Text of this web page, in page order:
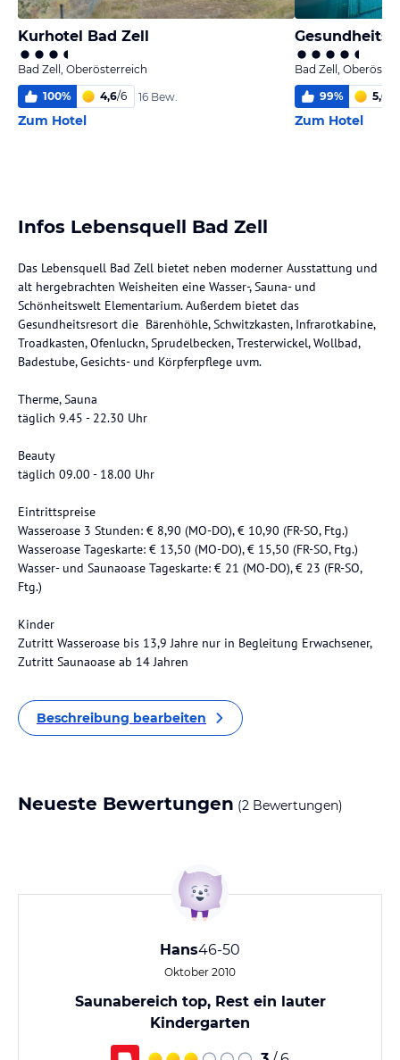
Kurhotel Bad Zell
Bad Zell, Oberösterreich
100% 4,6/6 16 Bew.
Zum Hotel
Bad Zell,
99% 5,6
Zum Hotel
Infos Lebensquell Bad Zell
Das Lebensquell Bad Zell bietet neben moderner Ausstattung und
alt hergebrachten Weisheiten eine Wasser-, Sauna- und
Schönheitswelt Elementarium. Außerdem bietet das
Gesundheitsresort die Bärenhöhle, Schwitzkasten, Infrarotkabine,
Troadkasten, Ofenluckn, Sprudelbecken, Tresterwickel, Wollbad,
Badestube, Gesichts- und Körpferpflege uvm.
Therme, Sauna
täglich 9.45 - 22.30 Uhr
Beauty
täglich 09.00 - 18.00 Uhr
Eintrittspreise
Wasseroase 3 Stunden: € 8,90 (MO-DO), € 10,90 (FR-SO, Ftg.)
Wasseroase Tageskarte: € 13,50 (MO-DO), € 15,50 (FR-SO, Ftg.)
Wasser- und Saunaoase Tageskarte: € 21 (MO-DO), € 23 (FR-SO,
Ftg.)
Kinder
Zutritt Wasseroase bis 13,9 Jahre nur in Begleitung Erwachsener,
Zutritt Saunaoase ab 14 Jahren
Beschreibung bearbeiten
Neueste Bewertungen (2 Bewertungen)
Hans46-50
Oktober 2010
Saunabereich top, Rest ein lauter
Kindergarten